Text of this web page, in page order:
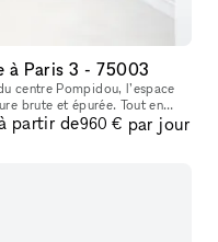
à Paris 3 - 75003
centre Pompidou, l’espace
et épurée. Tout en
sous-plafond (
partir de960 € par jour